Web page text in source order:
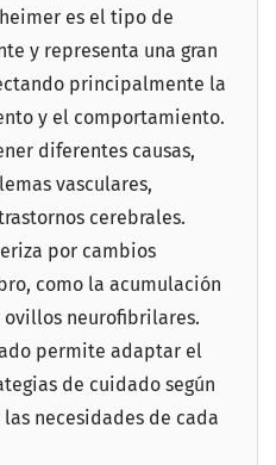
es el tipo de
y representa una gran
principalmente la
y el comportamiento.
diferentes causas,
vasculares,
cerebrales.
por cambios
como la acumulación
neurofibrilares.
permite adaptar el
de cuidado según
necesidades de cada